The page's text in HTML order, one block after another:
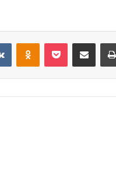
VKontakteOdnoklassniki
Pocket Compartir por